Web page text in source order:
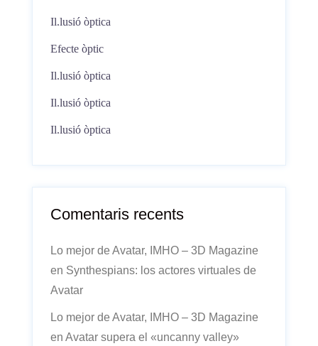
Il.lusió òptica
Efecte òptic
Il.lusió òptica
Il.lusió òptica
Il.lusió òptica
Comentaris recents
Lo mejor de Avatar, IMHO – 3D Magazine
en Synthespians: los actores virtuales de
Avatar
Lo mejor de Avatar, IMHO – 3D Magazine
en Avatar supera el «uncanny valley»